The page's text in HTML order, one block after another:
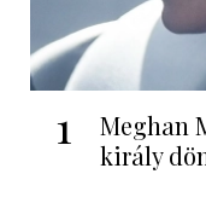
1
Meghan
király